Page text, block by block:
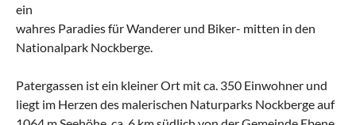
ein
wahres Paradies für Wanderer und Biker- mitten in den
Nationalpark Nockberge.
Patergassen ist ein kleiner Ort mit ca. 350 Einwohner und
liegt im Herzen des malerischen Naturparks Nockberge auf